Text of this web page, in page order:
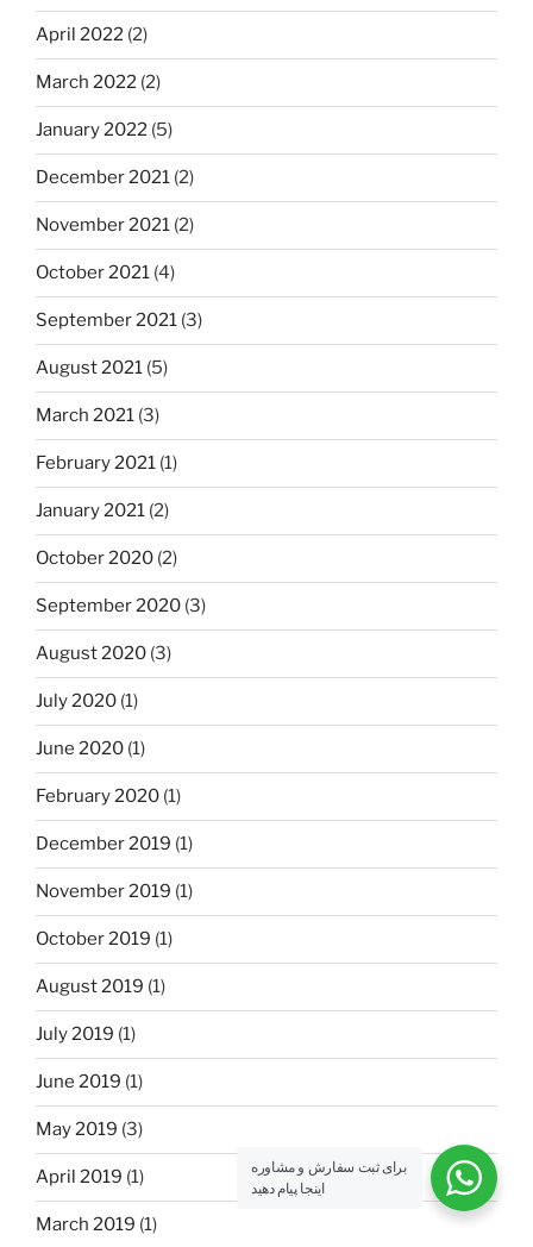
April 2022 (2)
March 2022 (2)
January 2022 (5)
December 2021 (2)
November 2021 (2)
October 2021 (4)
September 2021 (3)
August 2021 (5)
March 2021 (3)
February 2021 (1)
January 2021 (2)
October 2020 (2)
September 2020 (3)
August 2020 (3)
July 2020 (1)
June 2020 (1)
February 2020 (1)
December 2019 (1)
November 2019 (1)
October 2019 (1)
August 2019 (1)
July 2019 (1)
June 2019 (1)
May 2019 (3)
April 2019 (1)
March 2019 (1)
برای ثبت سفارش و مشاوره
اینجا پیام دهید